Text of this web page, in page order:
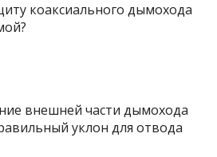
коаксиального дымохода
внешней части дымохода
уклон для отвода